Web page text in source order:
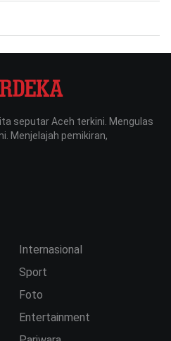
seputar Aceh terkini. Mengulas
Menjelajah pemikiran,
Internasional
Sport
Foto
Entertainment